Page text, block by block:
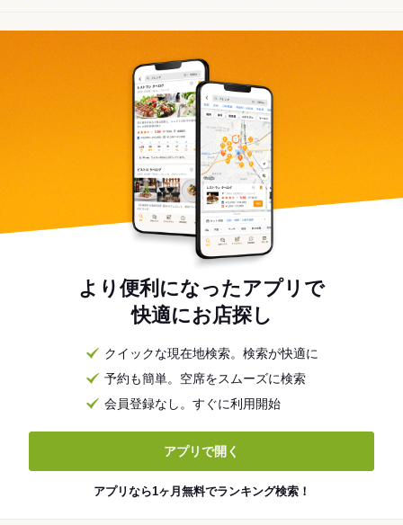
より便利になったアプリで
快適にお店探し
クイックな現在地検索。検索が快適に
予約も簡単。空席をスムーズに検索
会員登録なし。すぐに利用開始
アプリで開く
アプリなら1ヶ月無料でランキング検索！